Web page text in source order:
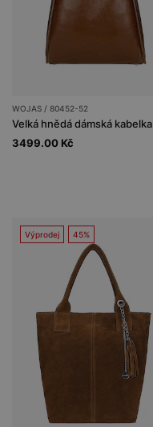
WOJAS / 80452-52
Velká hnědá dámská kabelka
3499.00 Kč
Výprodej 45%